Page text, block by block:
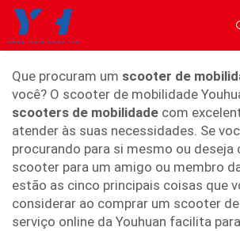
scooter de
Que procuram um scooter de
você? O scooter de mobilidade
scooters de mobilidade com
atender às suas necessidades. Se
procurando para si mesmo ou deseja
scooter para um amigo ou membro
estão as cinco principais coisas que
considerar ao comprar um scooter
serviço online da Youhuan facilita